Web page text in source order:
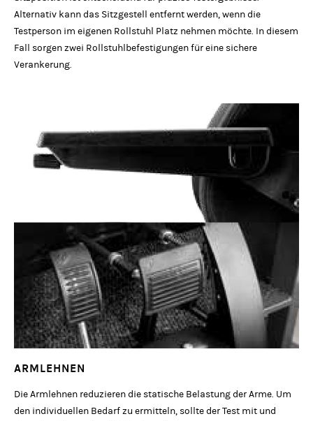
Alternativ kann das Sitzgestell entfernt werden, wenn die
Testperson im eigenen Rollstuhl Platz nehmen möchte. In diesem
Fall sorgen zwei Rollstuhlbefestigungen für eine sichere
Verankerung.
ARMLEHNEN
Die Armlehnen reduzieren die statische Belastung der Arme. Um
den individuellen Bedarf zu ermitteln, sollte der Test mit und